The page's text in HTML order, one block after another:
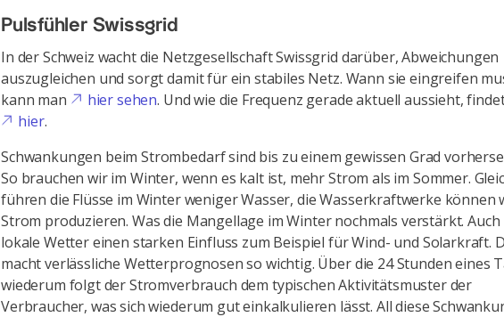
Pulsfühler Swissgrid
In der Schweiz wacht die Netzgesellschaft Swissgrid darüber, Abweichungen
auszugleichen und sorgt damit für ein stabiles Netz. Wann sie eingreifen
kann man
hier sehen. Und wie die Frequenz gerade aktuell aussieht,
hier.
Schwankungen beim Strombedarf sind bis zu einem gewissen Grad
So brauchen wir im Winter, wenn es kalt ist, mehr Strom als im Sommer.
führen die Flüsse im Winter weniger Wasser, die Wasserkraftwerke können
Strom produzieren. Was die Mangellage im Winter nochmals verstärkt. Auch
lokale Wetter einen starken Einfluss zum Beispiel für Wind- und Solarkraft.
macht verlässliche Wetterprognosen so wichtig. Über die 24 Stunden eines
wiederum folgt der Stromverbrauch dem typischen Aktivitätsmuster der
Verbraucher, was sich wiederum gut einkalkulieren lässt. All diese